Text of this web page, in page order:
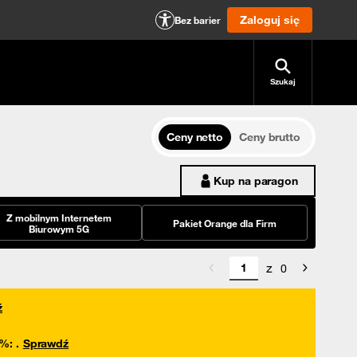
Bez barier Zaloguj się
Szukaj
Ceny netto
Ceny brutto
Kup na paragon
Z mobilnym Internetem
Biurowym 5G
Pakiet Orange dla Firm
z 0
: . Sprawdź